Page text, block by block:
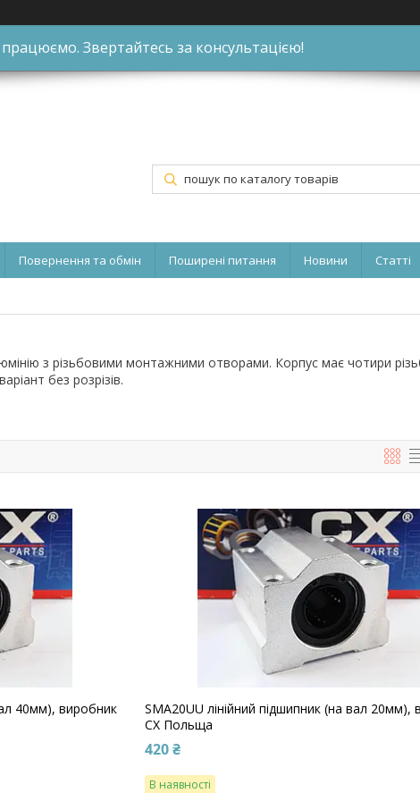
Звертайтесь за консультацією!
Повернення та обмін Поширені питання Новини Статті
з різьбовими монтажними отворами. Корпус має чотири
без розрізів.
40мм), виробник
SMA20UU лінійний підшипник (на вал 20мм),
CX Польща
420 ₴
В наявності